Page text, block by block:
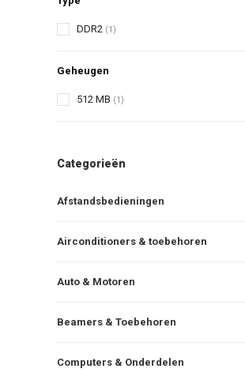
DDR2 (1)
Geheugen
512 MB (1)
Categorieën
Afstandsbedieningen
Airconditioners & toebehoren
Auto & Motoren
Beamers & Toebehoren
Computers & Onderdelen